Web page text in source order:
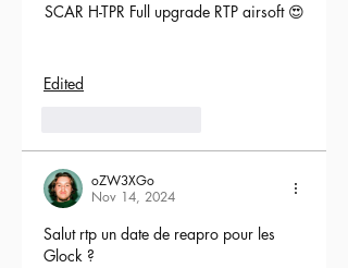
SCAR H-TPR Full upgrade RTP airsoft 😍
Edited
oZW3XGo
Nov 14, 2024
Salut rtp un date de reapro pour les
Glock ?